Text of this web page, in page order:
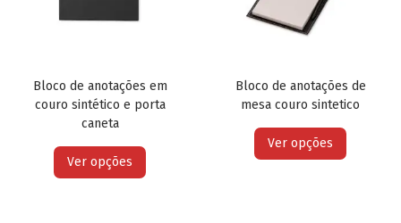
Bloco de anotações em
couro sintético e porta
caneta
Ver opções
Bloco de anotações de
mesa couro sintetico
Ver opções